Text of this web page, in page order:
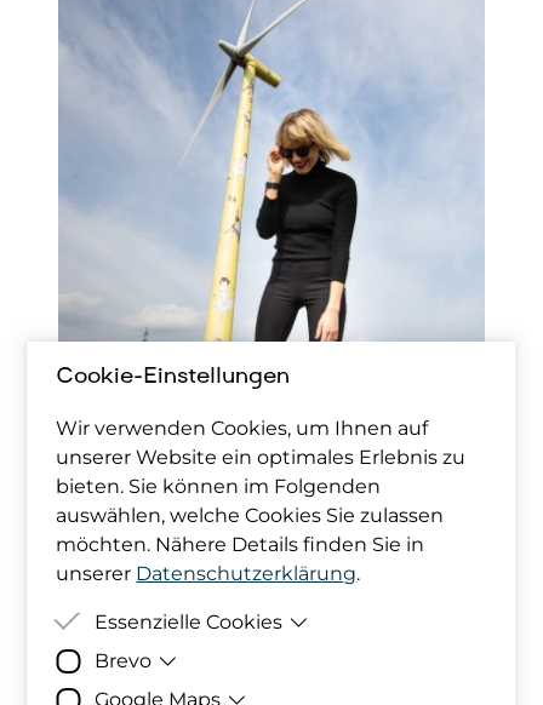
Cookie-Einstellungen
Wir verwenden Cookies, um Ihnen auf
unserer Website ein optimales Erlebnis zu
bieten. Sie können im Folgenden
auswählen, welche Cookies Sie zulassen
möchten. Nähere Details finden Sie in
unserer Datenschutzerklärung.
Essenzielle Cookies
Zweck
berücksichtigt werden können,
Brevo
Google Maps